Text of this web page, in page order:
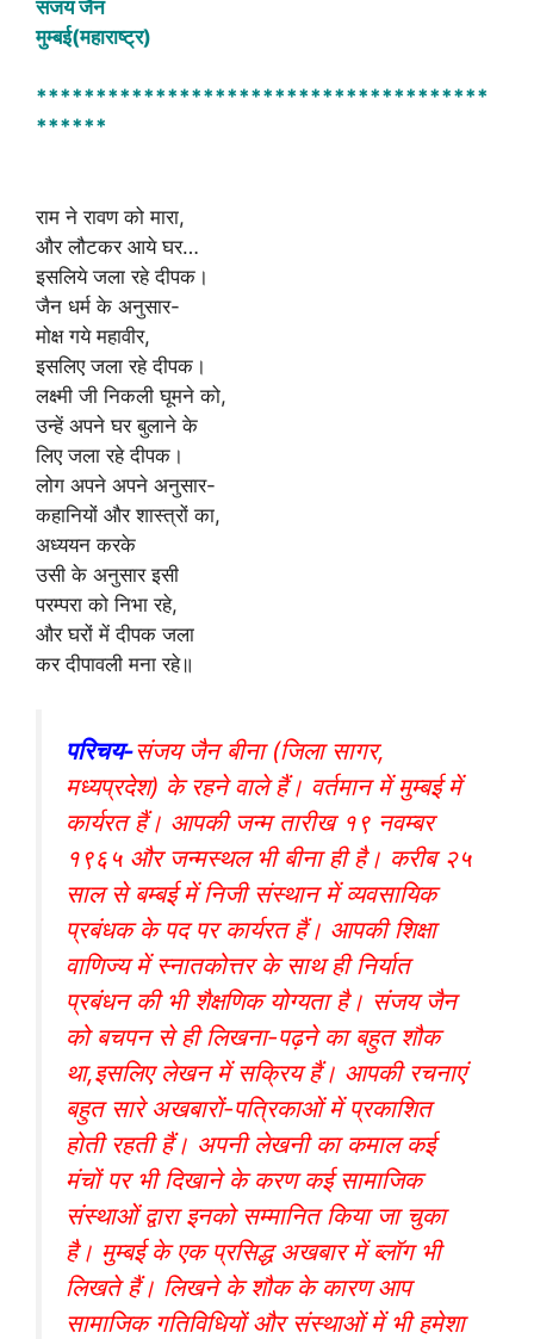
at
s
A
p
b
k
संजय जैन
मुम्बई(महाराष्ट्र)
**************************************
******
राम ने रावण को मारा,
और लौटकर आये घर…
इसलिये जला रहे दीपक।
जैन धर्म के अनुसार-
मोक्ष गये महावीर,
इसलिए जला रहे दीपक।
लक्ष्मी जी निकली घूमने को,
उन्हें अपने घर बुलाने के
लिए जला रहे दीपक।
लोग अपने अपने अनुसार-
कहानियों और शास्त्रों का,
अध्ययन करके
उसी के अनुसार इसी
परम्परा को निभा रहे,
और घरों में दीपक जला
कर दीपावली मना रहे॥
परिचय-संजय जैन बीना (जिला सागर,
मध्यप्रदेश) के रहने वाले हैं। वर्तमान में मुम्बई में
कार्यरत हैं। आपकी जन्म तारीख १९ नवम्बर
१९६५ और जन्मस्थल भी बीना ही है। करीब २५
साल से बम्बई में निजी संस्थान में व्यवसायिक
प्रबंधक के पद पर कार्यरत हैं। आपकी शिक्षा
वाणिज्य में स्नातकोत्तर के साथ ही निर्यात
प्रबंधन की भी शैक्षणिक योग्यता है। संजय जैन
को बचपन से ही लिखना-पढ़ने का बहुत शौक
था,इसलिए लेखन में सक्रिय हैं। आपकी रचनाएं
बहुत सारे अखबारों-पत्रिकाओं में प्रकाशित
होती रहती हैं। अपनी लेखनी का कमाल कई
मंचों पर भी दिखाने के करण कई सामाजिक
संस्थाओं द्वारा इनको सम्मानित किया जा चुका
है। मुम्बई के एक प्रसिद्ध अखबार में ब्लॉग भी
लिखते हैं। लिखने के शौक के कारण आप
सामाजिक गतिविधियों और संस्थाओं में भी हमेशा